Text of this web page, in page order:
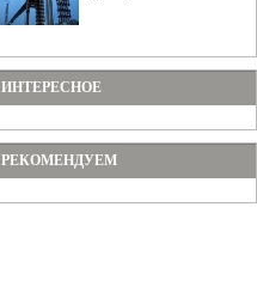
ИНТЕРЕСНОЕ
РЕКОМЕНДУЕМ